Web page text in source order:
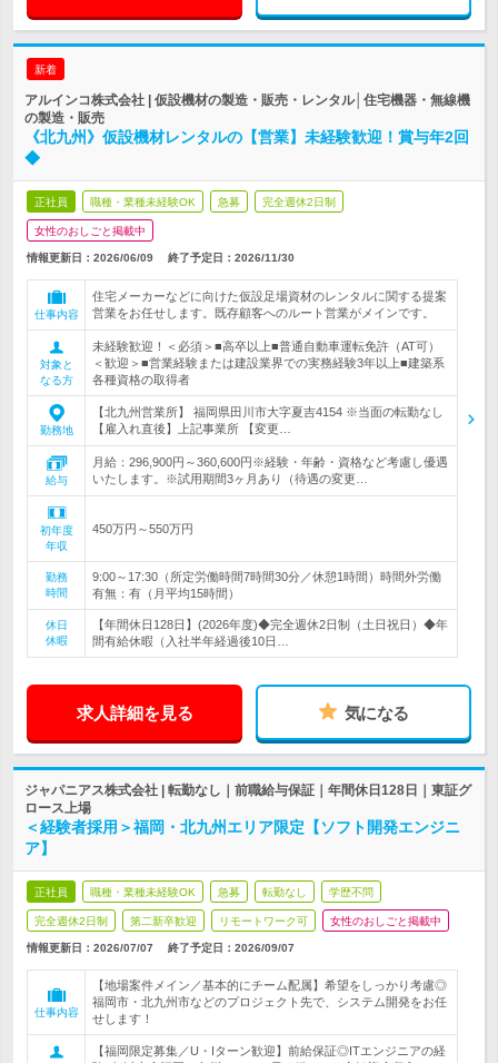
新着
アルインコ株式会社 | 仮設機材の製造・販売・レンタル│住宅機器・無線機
の製造・販売
《北九州》仮設機材レンタルの【営業】未経験歓迎！賞与年2回
◆
正社員 職種・業種未経験OK 急募 完全週休2日制
女性のおしごと掲載中
情報更新日：2026/06/09 終了予定日： 2026/11/30
仕事内容
住宅メーカーなどに向けた仮設足場資材のレンタルに関する提案
営業をお任せします。既存顧客へのルート営業がメインです。
対象と
なる方
未経験歓迎！＜必須＞■高卒以上■普通自動車運転免許（AT可）
＜歓迎＞■営業経験または建設業界での実務経験3年以上■建築系
各種資格の取得者
勤務地
【北九州営業所】 福岡県田川市大字夏吉4154 ※当面の転勤なし
【雇入れ直後】上記事業所 【変更…
給与
月給：296,900円～360,600円※経験・年齢・資格など考慮し優遇
いたします。※試用期間3ヶ月あり（待遇の変更…
初年度
年収
450万円～550万円
勤務
時間
9:00～17:30（所定労働時間7時間30分／休憩1時間）時間外労働
有無：有（月平均15時間）
休日
休暇
【年間休日128日】(2026年度)◆完全週休2日制（土日祝日）◆年
間有給休暇（入社半年経過後10日…
求人詳細を見る 気になる
ジャパニアス株式会社 | 転勤なし｜前職給与保証｜年間休日128日｜東証グ
ロース上場
＜経験者採用＞福岡・北九州エリア限定【ソフト開発エンジニ
ア】
正社員 職種・業種未経験OK 急募 転勤なし 学歴不問
完全週休2日制 第二新卒歓迎 リモートワーク可 女性のおしごと掲載中
情報更新日：2026/07/07 終了予定日： 2026/09/07
仕事内容
【地場案件メイン／基本的にチーム配属】希望をしっかり考慮◎
福岡市・北九州市などのプロジェクト先で、システム開発をお任
せします！
【福岡限定募集／U・Iターン歓迎】前給保証◎ITエンジニアの経